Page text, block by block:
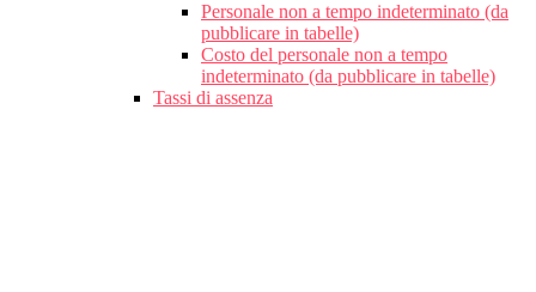
Personale non a tempo indeterminato (da
pubblicare in tabelle)
Costo del personale non a tempo
indeterminato (da pubblicare in tabelle)
Tassi di assenza